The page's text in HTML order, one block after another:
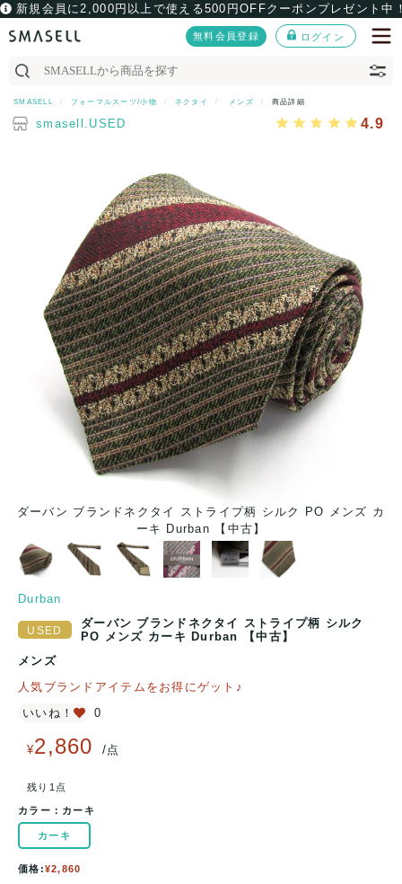
新規会員に2,000円以上で使える500円OFFクーポンプレゼント中
無料会員登録 ログイン
SMASELL フォーマルスーツ/小物 ネクタイ メンズ 商品詳細
smasell.USED 4.9
ダーバン ブランドネクタイ ストライプ柄 シルク PO メンズ カ
ーキ Durban 【中古】
Durban
ダーバン ブランドネクタイ ストライプ柄 シルク
PO メンズ カーキ Durban 【中古】
メンズ
人気ブランドアイテムをお得にゲット♪
いいね！
0
¥2,860 /点
残り1点
カラー： カーキ
カーキ
価格:¥2,860